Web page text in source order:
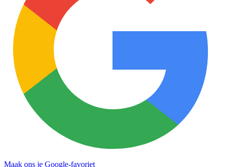
Maak ons je Google-favoriet